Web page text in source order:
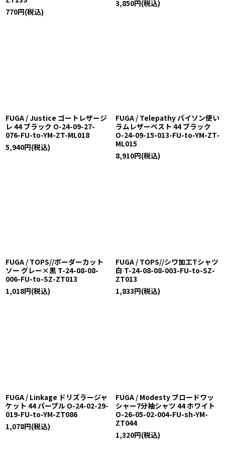
770円(税込)
3,850円(税込)
FUGA / Justice ゴートレザージ
レ 44 ブラック O-24-09-27-
076-FU-to-YM-ZT-ML018
5,940円(税込)
FUGA / Telepathy パイソン使い
ラムレザーベスト 44 ブラック
O-24-09-15-013-FU-to-YM-ZT-
ML015
8,910円(税込)
FUGA / TOPS//ボーダーカット
ソー グレー×黒 T-24-08-08-
006-FU-to-SZ-ZT013
1,018円(税込)
FUGA / TOPS//シワ加工Tシャツ
白 T-24-08-08-003-FU-to-SZ-
ZT013
1,833円(税込)
FUGA / Linkage ドリズラージャ
ケット 44 パープル O-24-02-29-
019-FU-to-YM-ZT086
1,078円(税込)
FUGA / Modesty ブロードワッ
シャー7分袖シャツ 44 ホワイト
O-26-05-02-004-FU-sh-YM-
ZT044
1,320円(税込)